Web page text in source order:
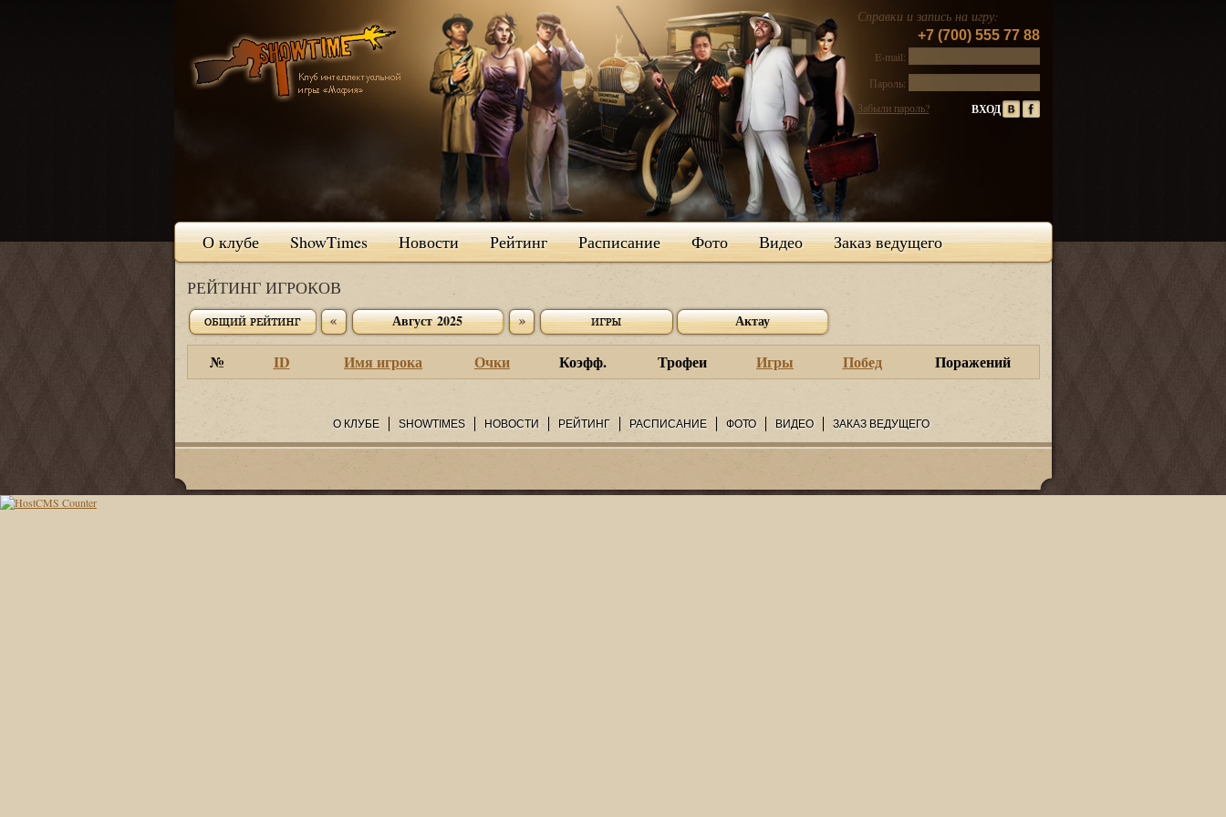
Справки и запись на игру:
+7 (700) 555 77 88
E-mail:
Пароль:
Забыли пароль?
О клубе ShowTimes Новости Рейтинг Расписание Фото Видео Заказ ведущего
РЕЙТИНГ ИГРОКОВ
Август 2025 Актау
№ ID Имя игрока Очки Коэфф. Трофеи Игры Побед Поражений
О КЛУБЕ SHOWTIMES НОВОСТИ РЕЙТИНГ РАСПИСАНИЕ ФОТО ВИДЕО ЗАКАЗ ВЕДУЩЕГО